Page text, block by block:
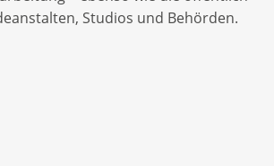
Studios und Behörden.